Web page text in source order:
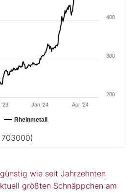
Rheinmetall
Jan '24
'23 Apr '24
200
300
400
703000)
wie seit Jahrzehnten
größten Schnäppchen am